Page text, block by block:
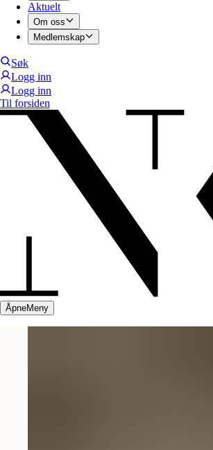
Aktuelt
Om oss
Medlemskap
Søk
Logg inn
Logg inn
Til forsiden
ÅpneMeny